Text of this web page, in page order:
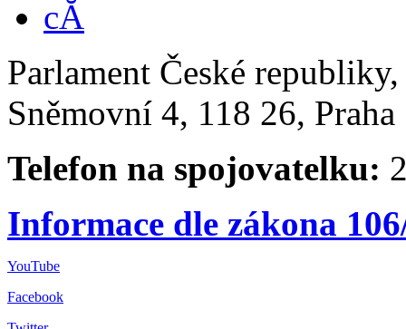
Parlament České
Sněmovní 4, 118 26,
Telefon na spojovatelku:
Informace dle zákona
YouTube
Facebook